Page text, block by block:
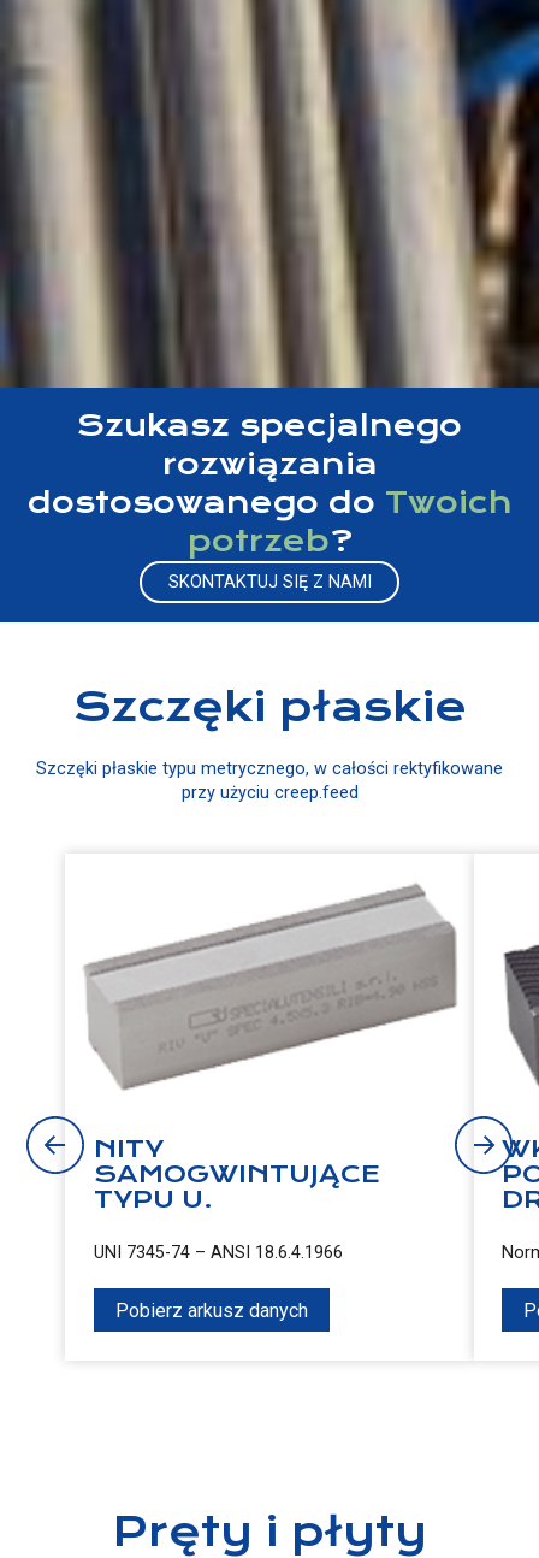
Szukasz specjalnego
rozwiązania
dostosowanego do Twoich
potrzeb?
SKONTAKTUJ SIĘ Z NAMI
Szczęki płaskie
Szczęki płaskie typu metrycznego, w całości rektyfikowane
przy użyciu creep.feed
NITY
SAMOGWINTUJĄCE
TYPU U.
UNI 7345-74 – ANSI 18.6.4.1966
Pobierz arkusz danych
Pręty i płyty